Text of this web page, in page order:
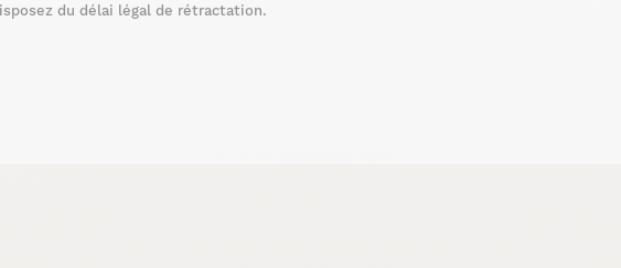
du délai légal de rétractation.